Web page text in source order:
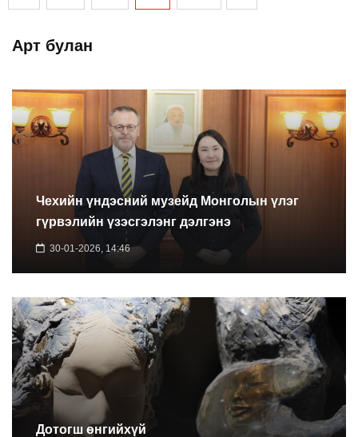
Арт булан
Чехийн үндэсний музейд Монголын үлэг
гүрвэлийн үзэсгэлэнг дэлгэнэ
30-01-2026, 14:46
Дотогш өнгийхүй